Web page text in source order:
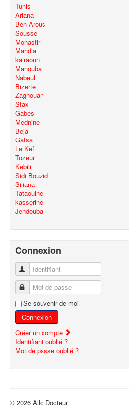
Tunis
Ariana
Ben Arous
Sousse
Monastir
Mahdia
kairaoun
Manouba
Nabeul
Bizerte
Zaghouan
Sfax
Gabes
Mednine
Beja
Gafsa
Le Kef
Tozeur
Kebili
Sidi Bouzid
Siliana
Tataouine
kasserine
Jendouba
Connexion
Identifiant
Mot de passe
Se souvenir de moi
Connexion
Créer un compte
Identifiant oublié ?
Mot de passe oublié ?
© 2026 Allo Docteur